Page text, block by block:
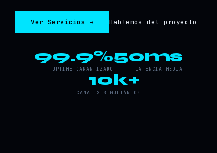
Ver Servicios → Hablemos del proyecto
99.9%
UPTIME GARANTIZADO
50ms
LATENCIA MEDIA
10k+
CANALES SIMULTÁNEOS